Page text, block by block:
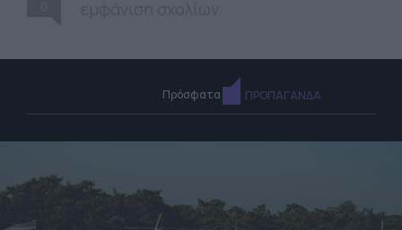
Πρόσφατα ΠΡΟΠΑΓΑΝΔΑ